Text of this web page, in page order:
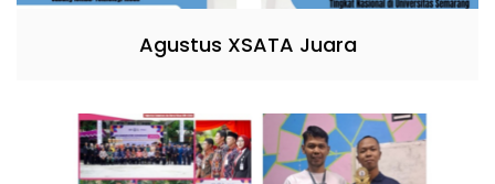
Agustus XSATA Juara